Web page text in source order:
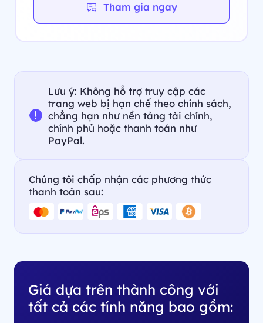
Tham gia ngay
Lưu ý: Không hỗ trợ truy cập các
trang web bị hạn chế theo chính sách,
chẳng hạn như nền tảng tài chính,
chính phủ hoặc thanh toán như
PayPal.
Chúng tôi chấp nhận các phương thức
thanh toán sau:
Giá dựa trên thành công với
tất cả các tính năng bao gồm: